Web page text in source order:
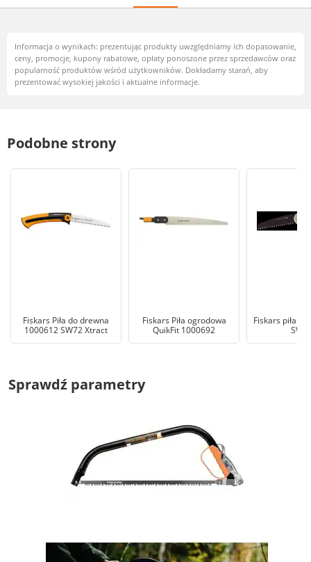
Informacja o wynikach: prezentując produkty uwzględniamy ich dopasowanie,
ceny, promocje, kupony rabatowe, opłaty ponoszone przez sprzedawców oraz
popularność produktów wśród użytkowników. Dokładamy starań, aby
prezentować wysokiej jakości i aktualne informacje.
Podobne strony
Fiskars Piła do drewna
1000612 SW72 Xtract
Fiskars Piła ogrodowa
QuikFit 1000692
Fiskars piła
Sprawdź parametry